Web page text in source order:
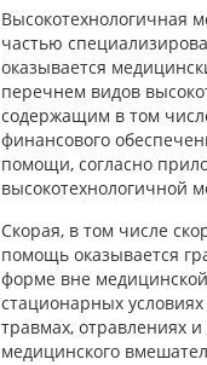
Высокотехнологичная
частью
оказывается
перечнем видов
содержащим в том
финансового
помощи, согласно
высокотехнологичной
Скорая, в том числе
помощь оказывается
форме вне
стационарных
травмах, отравлениях
медицинского